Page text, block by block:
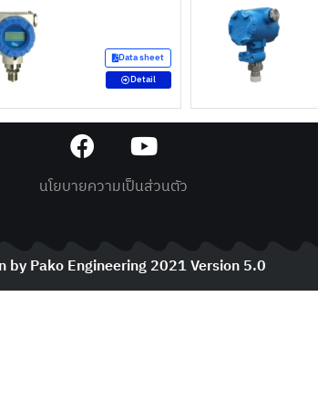
Data sheet
Detail
นโยบายความเป็นส่วนตัว
by Pako Engineering 2021 Version 5.0